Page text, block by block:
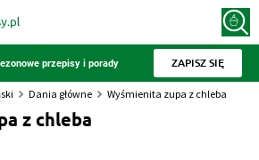
przepisy i porady ZAPISZ SIĘ
Dania główne Wyśmienita zupa z chleba
z chleba